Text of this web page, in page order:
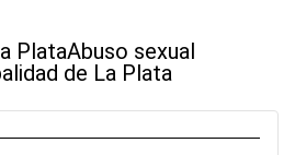
PlataAbuso sexual
de La Plata